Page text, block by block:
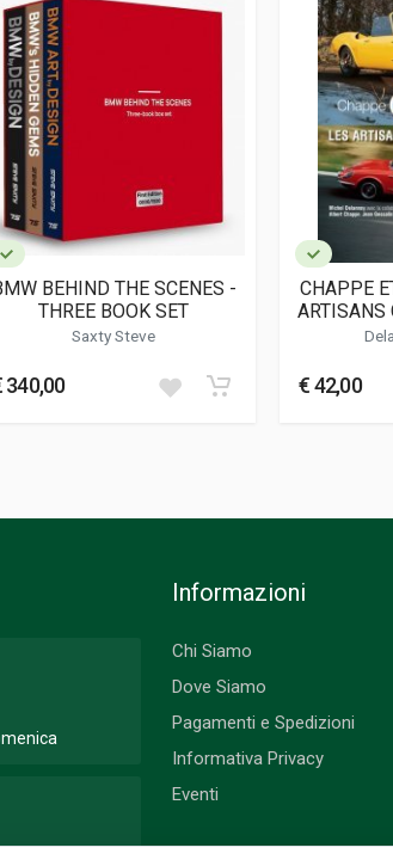
BEHIND THE SCENES -
THREE BOOK SET
Saxty Steve
340,00
CHAPPE
ARTISANS
€ 42,00
Informazioni
Chi Siamo
Dove Siamo
Pagamenti e Spedizioni
Informativa Privacy
Eventi